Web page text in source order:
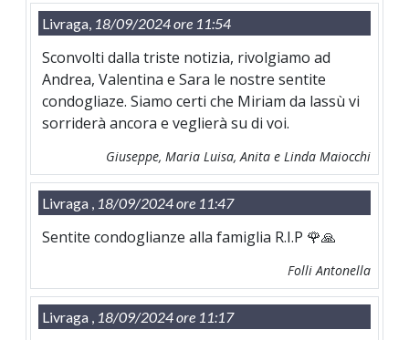
Livraga, 18/09/2024 ore 11:54
Sconvolti dalla triste notizia, rivolgiamo ad
Andrea, Valentina e Sara le nostre sentite
condogliaze. Siamo certi che Miriam da lassù vi
sorriderà ancora e veglierà su di voi.
Giuseppe, Maria Luisa, Anita e Linda Maiocchi
Livraga , 18/09/2024 ore 11:47
Sentite condoglianze alla famiglia R.I.P 🌹🙏
Folli Antonella
Livraga , 18/09/2024 ore 11:17